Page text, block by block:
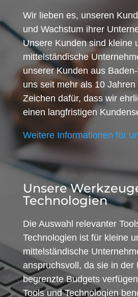
Wir lieben es, unseren
und Wachstum ihrer
Unsere Kunden sind kleine
mittelständische
unserer Kunden aus
uns seit mehr als 10 Jahren
Zeichen dafür, dass wir
einen langfristigen
Weitere Informationen für
Unsere
Technologien
Die Auswahl relevanter
Technologien ist für kleine
mittelständische
anspruchsvoll, da sie in der
begrenzte Budgets
Tools und Technologien